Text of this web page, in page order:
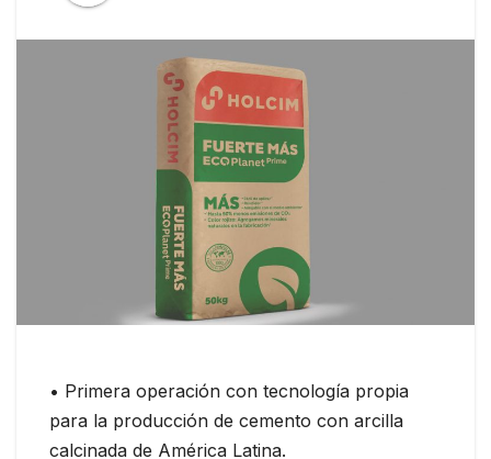
• Primera operación con tecnología propia
para la producción de cemento con arcilla
calcinada de América Latina.